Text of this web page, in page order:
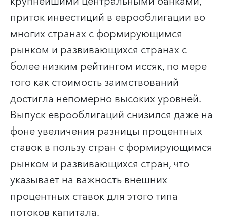
приток инвестиций в еврооблигации во
многих странах с формирующимся
рынком и развивающихся странах с
более низким рейтингом иссяк, по мере
того как стоимость заимствований
достигла непомерно высоких уровней.
Выпуск еврооблигаций снизился даже на
фоне увеличения разницы процентных
ставок в пользу стран с формирующимся
рынком и развивающихся стран, что
указывает на важность внешних
процентных ставок для этого типа
потоков капитала.